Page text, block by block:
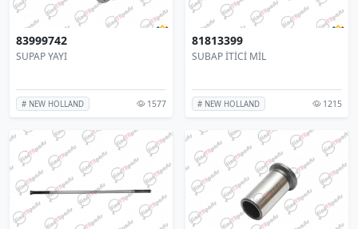
83999742
SUPAP YAYI
# NEW HOLLAND 1577
81813399
SUBAP İTİCİ MİL
# NEW HOLLAND 1215